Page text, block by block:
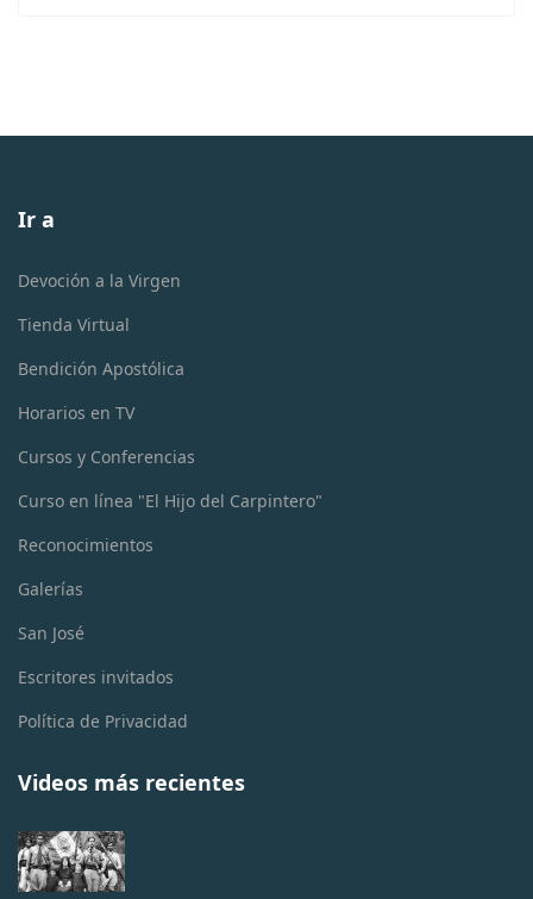
Ir a
Devoción a la Virgen
Tienda Virtual
Bendición Apostólica
Horarios en TV
Cursos y Conferencias
Curso en línea "El Hijo del Carpintero"
Reconocimientos
Galerías
San José
Escritores invitados
Política de Privacidad
Videos más recientes